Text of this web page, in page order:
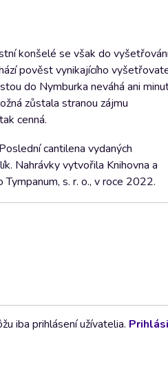
konšelé se však do
pověst vynikajícího
do Nymburka neváhá ani
zůstala stranou zájmu
cenná.
cantilena vydaných
Nahrávky vytvořila Knihovna a
s. r. o., v roce 2022.
iba prihlásení užívatelia.